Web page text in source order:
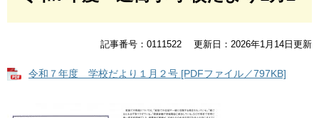
記事番号：0111522 更新日：2026年1月14日更新
令和７年度 学校だより１月２号 [PDFファイル／797KB]